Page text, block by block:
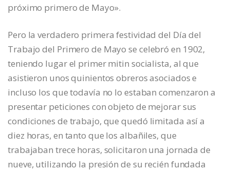
próximo primero de Mayo».
Pero la verdadero primera festividad del Día del
Trabajo del Primero de Mayo se celebró en 1902,
teniendo lugar el primer mitin socialista, al que
asistieron unos quinientos obreros asociados e
incluso los que todavía no lo estaban comenzaron a
presentar peticiones con objeto de mejorar sus
condiciones de trabajo, que quedó limitada así a
diez horas, en tanto que los albañiles, que
trabajaban trece horas, solicitaron una jornada de
nueve, utilizando la presión de su recién fundada